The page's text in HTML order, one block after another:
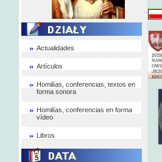
Actualidades
Artículos
Homilías, conferencias, textos en
forma sonora
Homilías, conferencias en forma
vídeo
Libros